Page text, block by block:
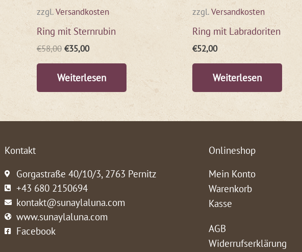
zzgl.Versandkosten
Ring mit Sternrubin
€58,00 €35,00
Weiterlesen
zzgl.Versandkosten
Ring mit Labradoriten
€52,00
Weiterlesen
Kontakt
Gorgastraße 40/10/3, 2763 Pernitz
+43 680 2150694
kontakt@sunaylaluna.com
www.sunaylaluna.com
Facebook
Onlineshop
Mein Konto
Warenkorb
Kasse
AGB
Widerrufserklärung